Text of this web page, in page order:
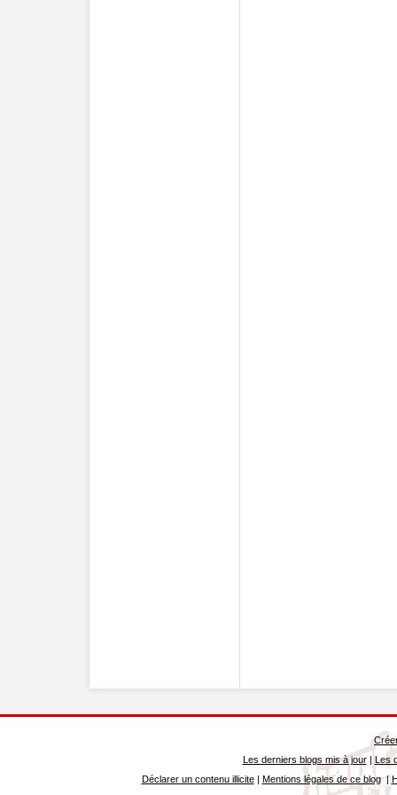
Les derniers blogs mis à jour| Les
Déclarer un contenu illicite| Mentions légales de ce blog|